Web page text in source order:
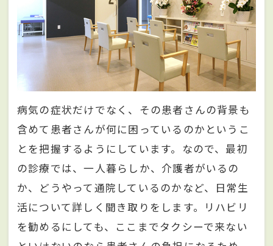
病気の症状だけでなく、その患者さんの背景も
含めて患者さんが何に困っているのかというこ
とを把握するようにしています。なので、最初
の診療では、一人暮らしか、介護者がいるの
か、どうやって通院しているのかなど、日常生
活について詳しく聞き取りをします。リハビリ
を勧めるにしても、ここまでタクシーで来ない